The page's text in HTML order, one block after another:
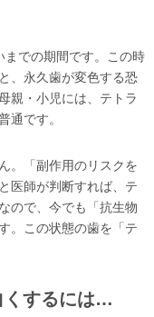
までの期間です。この時
、永久歯が変色する恐
親・小児には、テトラ
通です。
。「副作用のリスクを
医師が判断すれば、テ
ので、今でも「抗生物
。この状態の歯を「テ
くするには…